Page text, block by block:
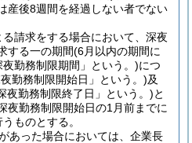
産後8週間を経過しない者でない
請求をする場合において、深夜
する一の期間(6月以内の期間に
夜勤務制限期間」という。)につ
勤務制限開始日」という。)及
夜勤務制限終了日」という。)と
夜勤務制限開始日の1月前までに
ものとする。
あった場合においては、企業長